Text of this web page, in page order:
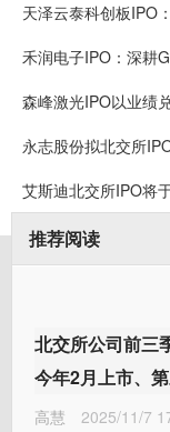
森峰激光IPO以业绩
艾斯迪北交所IPO将
推荐阅读
北交所公司前三
今年2月上市、
高慧 2025/11/7